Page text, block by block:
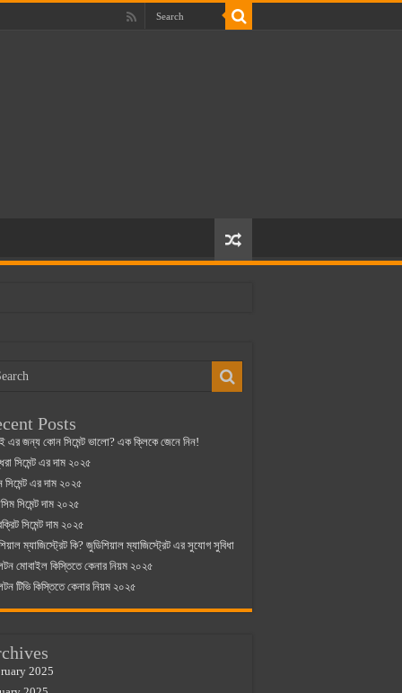
Posts
এর জন্য কোন সিমেন্ট ভালো? এক ক্লিকে জেনে নিন!
সিমেন্ট এর দাম ২০২৫
সিমেন্ট এর দাম ২০২৫
সিমেন্ট দাম ২০২৫
সিমেন্ট দাম ২০২৫
ম্যাজিস্ট্রেট কি? জুডিশিয়াল ম্যাজিস্ট্রেট এর সুযোগ সুবিধা
মোবাইল কিস্তিতে কেনার নিয়ম ২০২৫
টিভি কিস্তিতে কেনার নিয়ম ২০২৫
2025